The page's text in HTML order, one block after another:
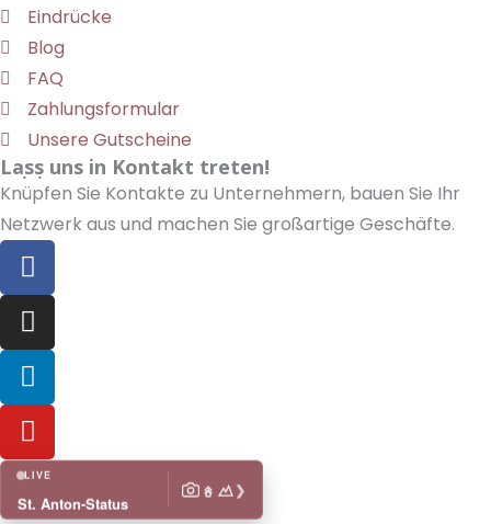
Eindrücke
Blog
FAQ
Zahlungsformular
Unsere Gutscheine
Lass uns in Kontakt treten!
Knüpfen Sie Kontakte zu Unternehmern, bauen Sie Ihr
Netzwerk aus und machen Sie großartige Geschäfte.
F
a
c
e
b
o
o
k
I
n
s
t
a
g
r
a
L
i
n
k
e
d
Y
o
u
t
LIVE
St. Anton-Status
❯